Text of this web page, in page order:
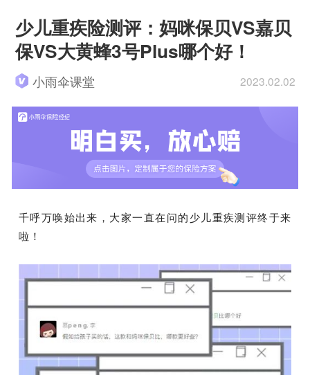
少儿重疾险测评：妈咪保贝VS嘉贝
保VS大黄蜂3号Plus哪个好！
小雨伞课堂 2023.02.02
千呼万唤始出来，大家一直在问的少儿重疾测评终于来
啦！